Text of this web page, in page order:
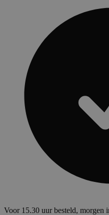
Voor 15.30 uur besteld, morgen